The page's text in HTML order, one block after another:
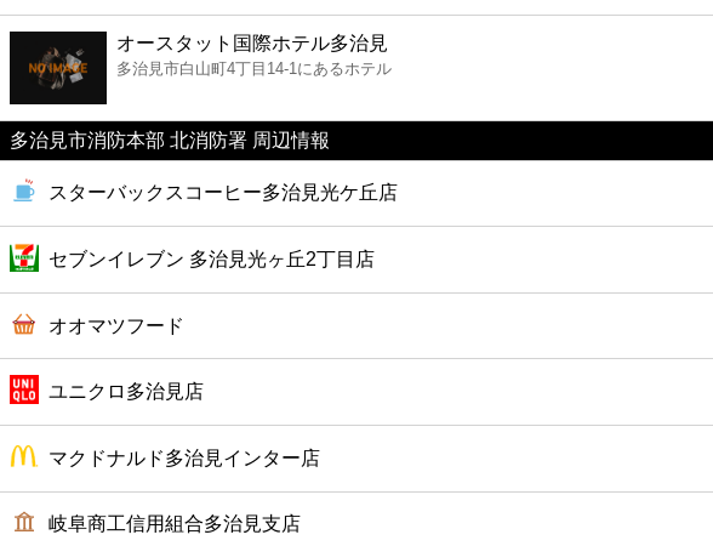
ファーストフード
カフェ
ショッピング
公共
ホテル
オースタット国際ホテル多治見
多治見市白山町4丁目14-1にあるホテル
多治見市消防本部 北消防署 周辺情報
スターバックスコーヒー多治見光ケ丘店
セブンイレブン 多治見光ヶ丘2丁目店
オオマツフード
ユニクロ多治見店
マクドナルド多治見インター店
岐阜商工信用組合多治見支店